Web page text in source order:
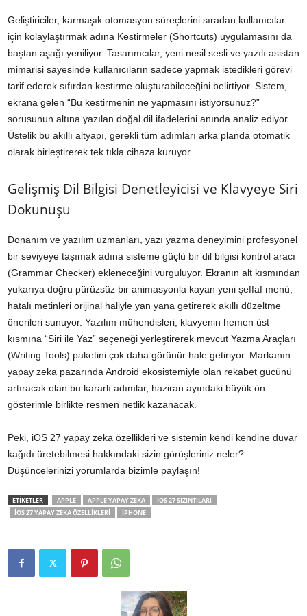
Geliştiriciler, karmaşık otomasyon süreçlerini sıradan kullanıcılar
için kolaylaştırmak adına Kestirmeler (Shortcuts) uygulamasını da
baştan aşağı yeniliyor. Tasarımcılar, yeni nesil sesli ve yazılı asistan
mimarisi sayesinde kullanıcıların sadece yapmak istedikleri görevi
tarif ederek sıfırdan kestirme oluşturabileceğini belirtiyor. Sistem,
ekrana gelen “Bu kestirmenin ne yapmasını istiyorsunuz?”
sorusunun altına yazılan doğal dil ifadelerini anında analiz ediyor.
Üstelik bu akıllı altyapı, gerekli tüm adımları arka planda otomatik
olarak birleştirerek tek tıkla cihaza kuruyor.
Gelişmiş Dil Bilgisi Denetleyicisi ve Klavyeye Siri
Dokunuşu
Donanım ve yazılım uzmanları, yazı yazma deneyimini profesyonel
bir seviyeye taşımak adına sisteme güçlü bir dil bilgisi kontrol aracı
(Grammar Checker) ekleneceğini vurguluyor. Ekranın alt kısmından
yukarıya doğru pürüzsüz bir animasyonla kayan yeni şeffaf menü,
hatalı metinleri orijinal haliyle yan yana getirerek akıllı düzeltme
önerileri sunuyor. Yazılım mühendisleri, klavyenin hemen üst
kısmına “Siri ile Yaz” seçeneği yerleştirerek mevcut Yazma Araçları
(Writing Tools) paketini çok daha görünür hale getiriyor. Markanın
yapay zeka pazarında Android ekosistemiyle olan rekabet gücünü
artıracak olan bu kararlı adımlar, haziran ayındaki büyük ön
gösterimle birlikte resmen netlik kazanacak.
Peki, iOS 27 yapay zeka özellikleri ve sistemin kendi kendine duvar
kağıdı üretebilmesi hakkındaki sizin görüşleriniz neler?
Düşüncelerinizi yorumlarda bizimle paylaşın!
ETİKETLER APPLE APPLE YAPAY ZEKA
IOS 27 SIZINTILARI
IOS 27 YAPAY ZEKA ÖZELLIKLERI
IPHONE